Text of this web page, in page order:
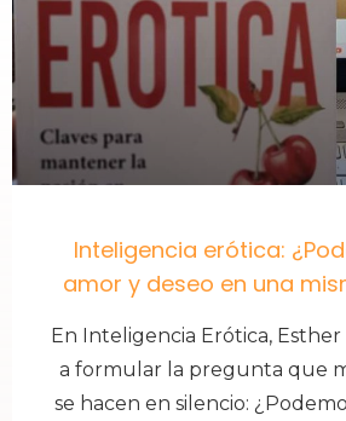
Inteligencia erótica:
amor y deseo en una
En Inteligencia Erótica,
a formular la pregunta que
se hacen en silencio: